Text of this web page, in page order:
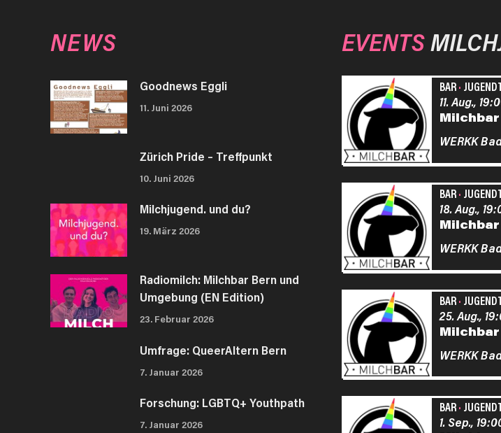
NEWS
Goodnews Eggli
11. Juni 2026
Zürich Pride – Treffpunkt
10. Juni 2026
Milchjugend. und du?
19. März 2026
Radiomilch: Milchbar Bern und
Umgebung (EN Edition)
23. Februar 2026
Umfrage: QueerAltern Bern
7. Januar 2026
Forschung: LGBTQ+ Youthpath
7. Januar 2026
EVENTS
BAR·
11. Aug.,
WERKK
BAR·
18. Aug.,
WERKK
BAR·
25. Aug.,
WERKK
BAR·
1. Sep.,